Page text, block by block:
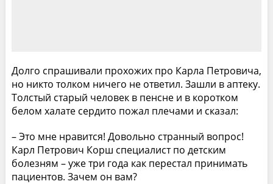
Долго спрашивали прохожих про Карла Петровича,
но никто толком ничего не ответил. Зашли в аптеку.
Толстый старый человек в пенсне и в коротком
белом халате сердито пожал плечами и сказал:
– Это мне нравится! Довольно странный вопрос!
Карл Петрович Корш специалист по детским
болезням – уже три года как перестал принимать
пациентов. Зачем он вам?